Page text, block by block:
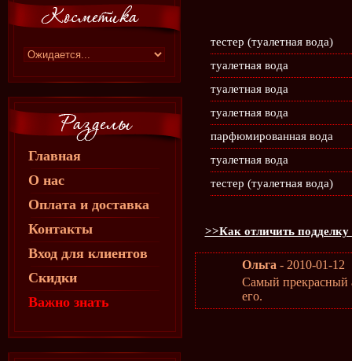
Главная
О нас
Оплата и доставка
Контакты
Вход для клиентов
Скидки
Важно знать
тестер (туалетная вода)
туалетная вода
туалетная вода
туалетная вода
парфюмированная вода
туалетная вода
тестер (туалетная вода)
>>Как отличить
Ольга - 2010-01-12
Самый прекрасный
его.